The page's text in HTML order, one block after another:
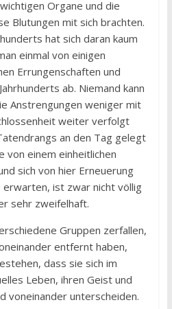
Organe und die
Blutungen mit sich brachten.
hat sich daran kaum
einmal von einigen
Errungenschaften und
ab. Niemand kann
Anstrengungen weniger mit
weiter verfolgt
an den Tag gelegt
von einem einheitlichen
sich von hier Erneuerung
ist zwar nicht völlig
sehr zweifelhaft.
Gruppen zerfallen,
entfernt haben,
dass sie sich im
Leben, ihren Geist und
voneinander unterscheiden.